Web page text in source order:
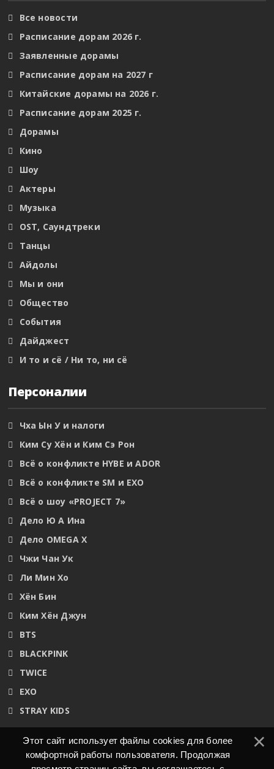
Все новости
Расписание дорам 2026 г.
Заявленные дорамы
Расписание дорам на 2027 г
Китайские дорамы на 2026 г.
Расписание дорам 2025 г.
Дорамы
Кино
Шоу
Актеры
Музыка
OST, Саундтреки
Танцы
Айдолы
Мы и они
Общество
События
Дайджест
И то и сё / Ни то, ни сё
Персоналии
Чха Ын У и налоги
Ким Су Хён и Ким Сэ Рон
Всё о конфликте HYBE и ADOR
Всё о конфликте SM и EXO
Всё о шоу «PROJECT 7»
Дело Ю А Ина
Дело OMEGA X
Чжи Чан Ук
Ли Мин Хо
Хён Бин
Ким Хён Джун
BTS
BLACKPINK
TWICE
EXO
STRAY KIDS
Этот сайт использует файлы cookies для более
комфортной работы пользователя. Продолжая